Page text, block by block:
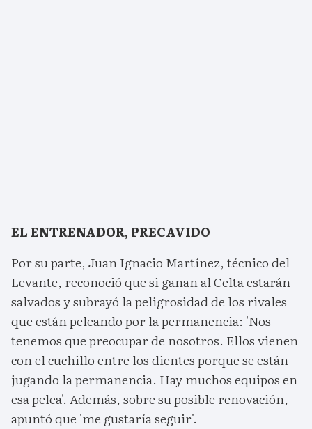
EL ENTRENADOR, PRECAVIDO
Por su parte, Juan Ignacio Martínez, técnico del
Levante, reconoció que si ganan al Celta estarán
salvados y subrayó la peligrosidad de los rivales
que están peleando por la permanencia: 'Nos
tenemos que preocupar de nosotros. Ellos vienen
con el cuchillo entre los dientes porque se están
jugando la permanencia. Hay muchos equipos en
esa pelea'. Además, sobre su posible renovación,
apuntó que 'me gustaría seguir'.